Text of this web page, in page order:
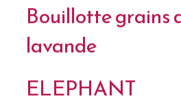
Bouillotte grains
lavande
ELEPHANT